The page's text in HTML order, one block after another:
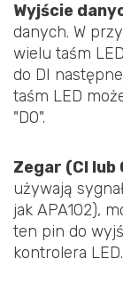
Wyjście
danych. W
wielu taśm
do DI
taśm LED
"DO".
Zegar (CI lub
używają
jak APA102),
ten pin do
kontrolera LED.